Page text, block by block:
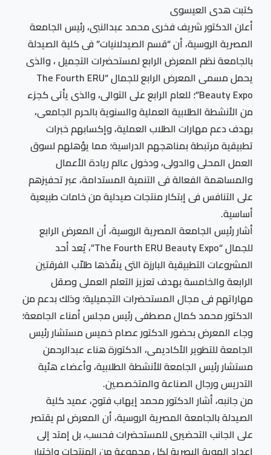
كتبت هدى العيسوى
أعلن الدكتور شريف فخرى محمد عبدالنبى، رئيس الجامعة
المصرية الروسية، أن “قسم الصيدلانيات” فى كلية الصيدلة
بالجامعة نظم المعرض الرابع لمستحضرات التجميل ، والذى
يحمل مسمى المعرض الرابع للجمال “The Fourth ERU
Beauty Expo”؛ للعام الرابع على التوالى، والذى يأتى كجزء
من الأنشطة الطلابية العملية والسنوية بالحرم الجامعى،
بهدف دعم مهارات الطلاب العملية، وإكسابهم خبرات
تطبيقية مرتبطة بمناهجهم الدراسية؛ مما يؤهلهم لسوق
العمل المحلى والدولى، ودخول عالم ريادة الأعمال
والمساهمة الفعالة فى التنمية المستدامة، عبر تحفيزهم
على التنافس فى إبتكار منتجات صيدلية من خامات طبيعية
أساسية.
أشار رئيس الجامعة المصرية الروسية، أن المعرض الرابع
للجمال “The Fourth ERU Beauty Expo”، يُعد أحد
المشروعات التطبيقية البارزة التى ينفّذها طلاّب الفرقتين
الرابعة والخامسة بهدف تعزيز التعلم العملى وصقل
مهاراتهم فى مجال المستحضرات التجميلية؛ وذلك بدعم من
الدكتور محمد كمال مصطفى رئيس مجلس أمناء الجامعة؛
وجاء المعرض بحضور الدكتور عصام خميس مستشار رئيس
الجامعة للتطوير الأكاديمى، الدكتورة هناء عبدالرحمن
مستشار رئيس الجامعة للأنشطة الطلابية، وأعضاء هئية
التدريس ورجال الصناعة والمتخصصين.
من جانبه، أشار الدكتور محمد إيهاب فتوح، عميد كلية
الصيدلة بالجامعة المصرية الروسية، أن المعرض لم يقتصر
على الجانب التحضيرى للمستحضرات فحسب، بل إمتد إلى